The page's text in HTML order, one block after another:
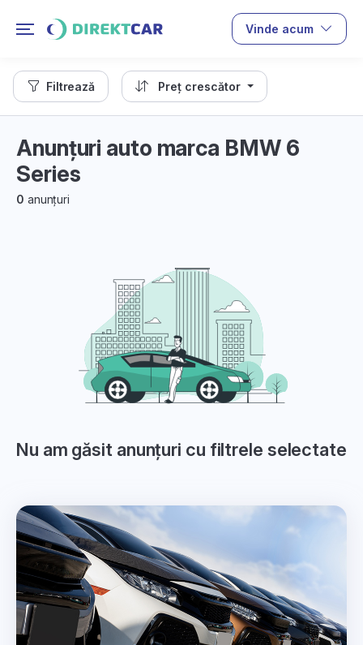
Vinde acum
Filtrează Preț crescător
Anunțuri auto marca BMW 6
Series
0 anunțuri
Nu am găsit anunțuri cu filtrele selectate